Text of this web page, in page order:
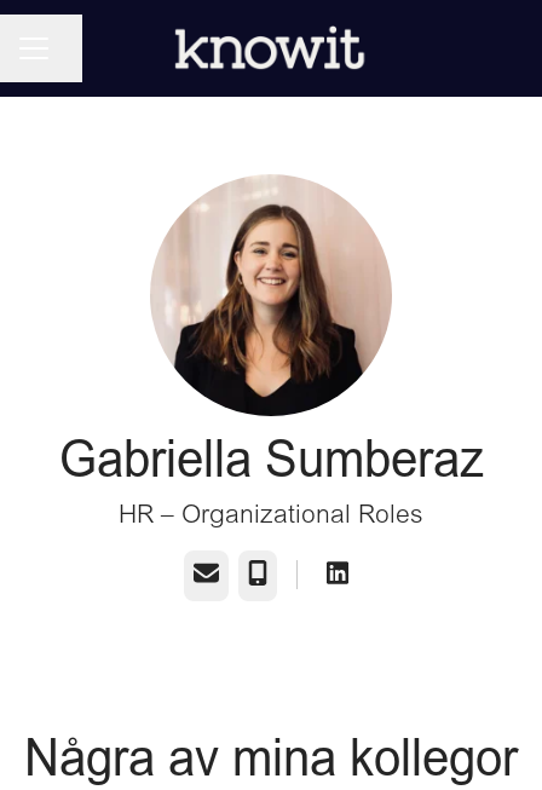
Gabriella Sumberaz
HR – Organizational Roles
E-post
Några av mina kollegor